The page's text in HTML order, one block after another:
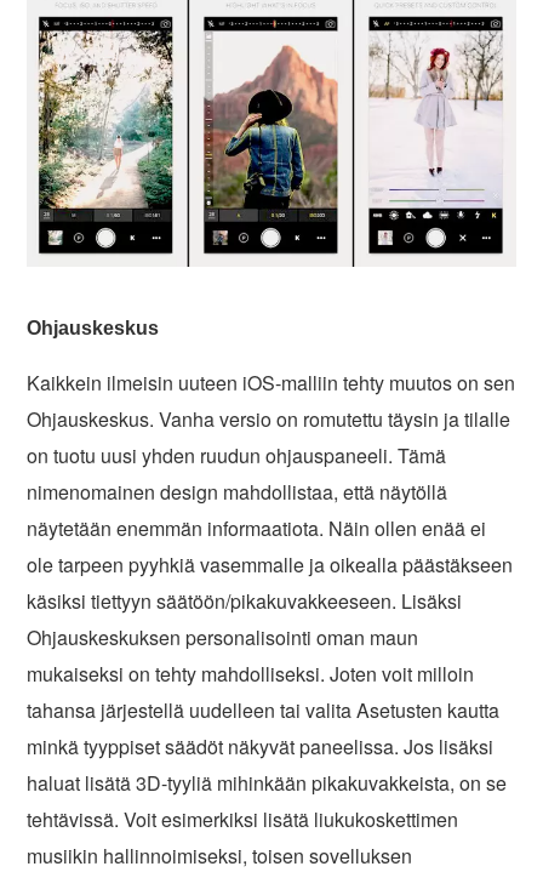
Ohjauskeskus
Kaikkein ilmeisin uuteen iOS-malliin tehty muutos on sen
Ohjauskeskus. Vanha versio on romutettu täysin ja tilalle
on tuotu uusi yhden ruudun ohjauspaneeli. Tämä
nimenomainen design mahdollistaa, että näytöllä
näytetään enemmän informaatiota. Näin ollen enää ei
ole tarpeen pyyhkiä vasemmalle ja oikealla päästäkseen
käsiksi tiettyyn säätöön/pikakuvakkeeseen. Lisäksi
Ohjauskeskuksen personalisointi oman maun
mukaiseksi on tehty mahdolliseksi. Joten voit milloin
tahansa järjestellä uudelleen tai valita Asetusten kautta
minkä tyyppiset säädöt näkyvät paneelissa. Jos lisäksi
haluat lisätä 3D-tyyliä mihinkään pikakuvakkeista, on se
tehtävissä. Voit esimerkiksi lisätä liukukoskettimen
musiikin hallinnoimiseksi, toisen sovelluksen